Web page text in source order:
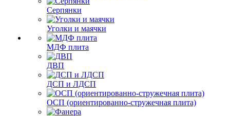
Серпянки
Уголки и маячки
МДФ плита
ДВП
ДСП и ЛДСП
ОСП (ориентированно-стружечная плита)